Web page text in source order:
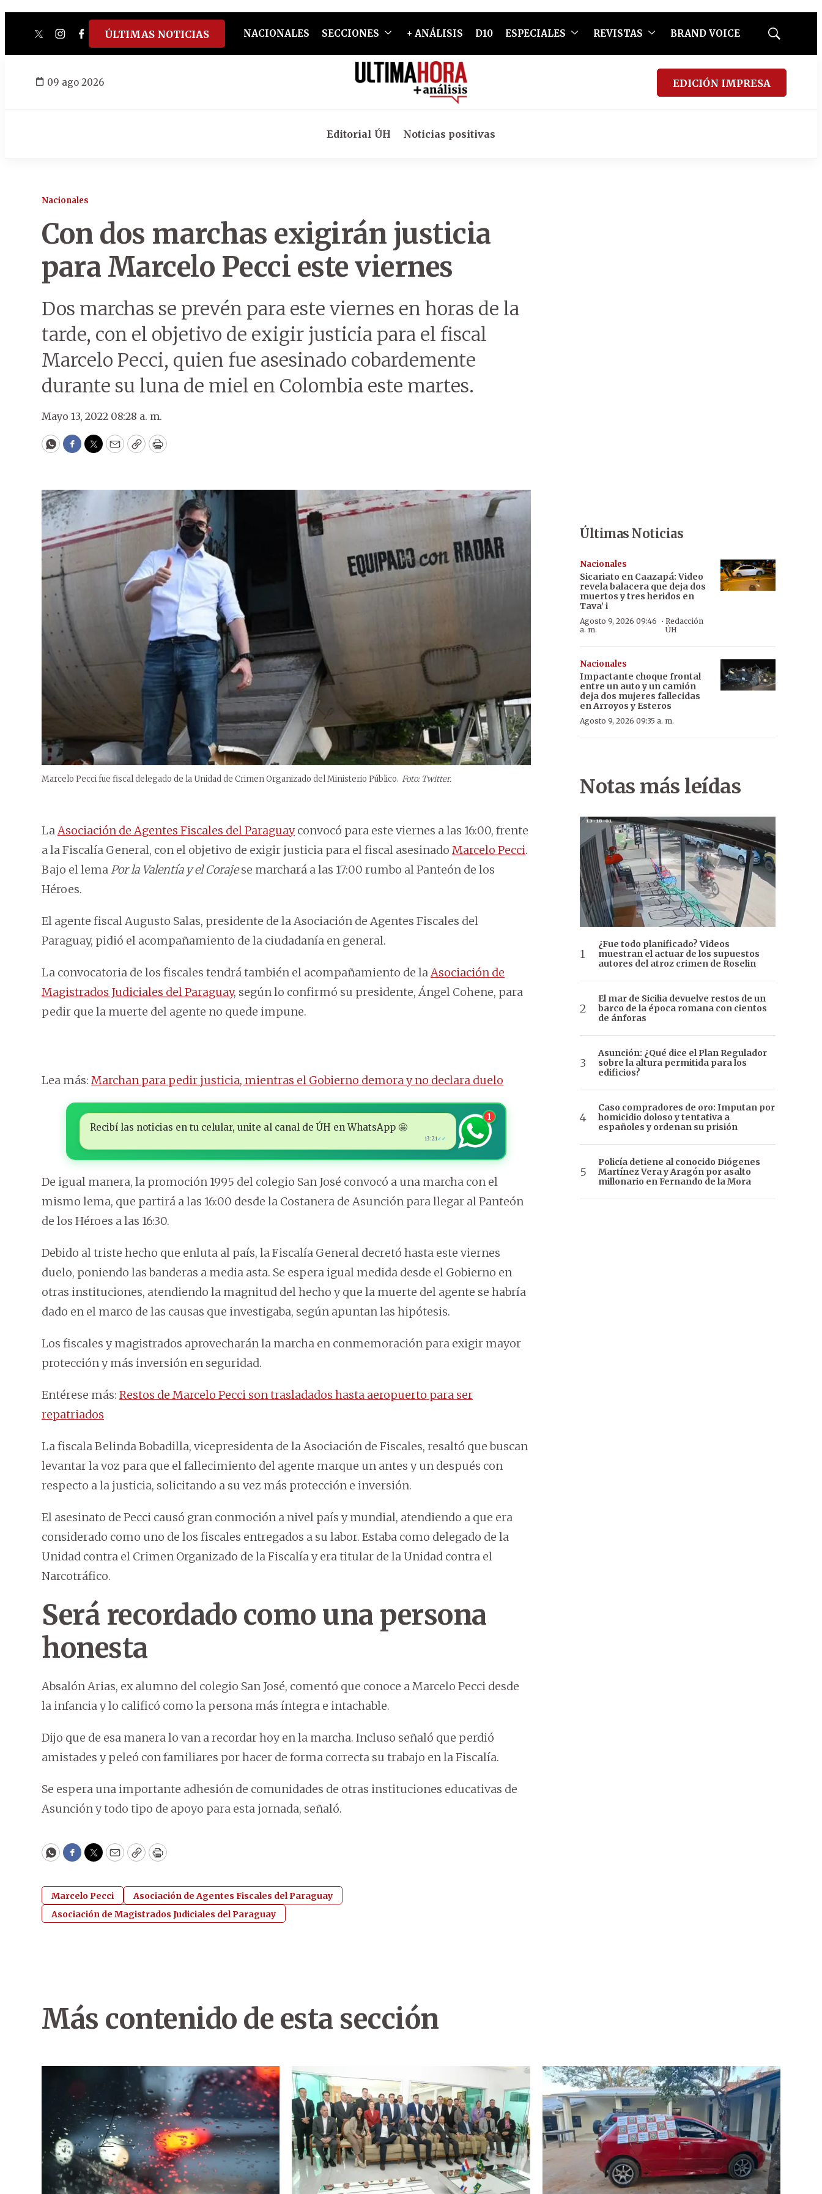
twitterinstagram
facebook
tiktokyoutube
spotify
ÚLTIMAS NOTICIAS NACIONALES SECCIONES + ANÁLISIS D10 ESPECIALES REVISTAS BRAND VOICE
Mostrar
09 ago 2026 EDICIÓN IMPRESA
Editorial ÚH Noticias positivas
Nacionales
Con dos marchas exigirán justicia
para Marcelo Pecci este viernes
Dos marchas se prevén para este viernes en horas de la
tarde, con el objetivo de exigir justicia para el fiscal
Marcelo Pecci, quien fue asesinado cobardemente
durante su luna de miel en Colombia este martes.
Mayo 13, 2022 08:28 a. m.
WhatsApp
Facebook
Twitter
EmailCopyPrint
Marcelo Pecci fue fiscal delegado de la Unidad de Crimen Organizado del Ministerio Público. Foto: Twitter.
LaAsociación de Agentes Fiscales del Paraguayconvocó para este viernes a las 16:00, frente
a la Fiscalía General, con el objetivo de exigir justicia para el fiscal asesinado Marcelo Pecci.
Bajo el lemaPor la Valentía y el Corajese marchará a las 17:00 rumbo al Panteón de los
Héroes.
El agente fiscal Augusto Salas, presidente de la Asociación de Agentes Fiscales del
Paraguay, pidió el acompañamiento de la ciudadanía en general.
La convocatoria de los fiscales tendrá también el acompañamiento de laAsociación de
Magistrados Judiciales del Paraguay, según lo confirmó su presidente, Ángel Cohene, para
pedir que la muerte del agente no quede impune.
Lea más: Marchan para pedir justicia, mientras el Gobierno demora y no declara duelo
Recibí las noticias en tu celular, unite al canal de ÚH en WhatsApp 🤩
13:21✓✓
1
De igual manera, la promoción 1995 del colegio San José convocó a una marcha con el
mismo lema, que partirá a las 16:00 desde la Costanera de Asunción para llegar al Panteón
de los Héroes a las 16:30.
Debido al triste hecho que enluta al país, la Fiscalía General decretó hasta este viernes
duelo, poniendo las banderas a media asta. Se espera igual medida desde el Gobierno en
otras instituciones, atendiendo la magnitud del hecho y que la muerte del agente se habría
dado en el marco de las causas que investigaba, según apuntan las hipótesis.
Los fiscales y magistrados aprovecharán la marcha en conmemoración para exigir mayor
protección y más inversión en seguridad.
Entérese más: Restos de Marcelo Pecci son trasladados hasta aeropuerto para ser
repatriados
La fiscala Belinda Bobadilla, vicepresidenta de la Asociación de Fiscales, resaltó que buscan
levantar la voz para que el fallecimiento del agente marque un antes y un después con
respecto a la justicia, solicitando a su vez más protección e inversión.
El asesinato de Pecci causó gran conmoción a nivel país y mundial, atendiendo a que era
considerado como uno de los fiscales entregados a su labor. Estaba como delegado de la
Unidad contra el Crimen Organizado de la Fiscalía y era titular de la Unidad contra el
Narcotráfico.
Será recordado como una persona
honesta
Absalón Arias, ex alumno del colegio San José, comentó que conoce a Marcelo Pecci desde
la infancia y lo calificó como la persona más íntegra e intachable.
Dijo que de esa manera lo van a recordar hoy en la marcha. Incluso señaló que perdió
amistades y peleó con familiares por hacer de forma correcta su trabajo en la Fiscalía.
Se espera una importante adhesión de comunidades de otras instituciones educativas de
Asunción y todo tipo de apoyo para esta jornada, señaló.
WhatsApp
Facebook
Twitter
EmailCopyPrint
Marcelo Pecci
Asociación de Agentes Fiscales del Paraguay
Asociación de Magistrados Judiciales del Paraguay
Últimas Noticias
Nacionales
Sicariato en Caazapá: Video
revela balacera que deja dos
muertos y tres heridos en
Tava’ i
Agosto 9, 2026 09:46
a. m.
·Redacción
ÚH
Nacionales
Impactante choque frontal
entre un auto y un camión
deja dos mujeres fallecidas
en Arroyos y Esteros
Agosto 9, 2026 09:35 a. m.
Notas más leídas
¿Fue todo planificado? Videos
muestran el actuar de los supuestos
autores del atroz crimen de Roselin
El mar de Sicilia devuelve restos de un
barco de la época romana con cientos
de ánforas
Asunción: ¿Qué dice el Plan Regulador
sobre la altura permitida para los
edificios?
Caso compradores de oro: Imputan por
homicidio doloso y tentativa a
españoles y ordenan su prisión
Policía detiene al conocido Diógenes
Martínez Vera y Aragón por asalto
millonario en Fernando de la Mora
Más contenido de esta sección